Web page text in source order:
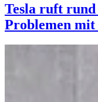
Tesla ruft rund
Problemen